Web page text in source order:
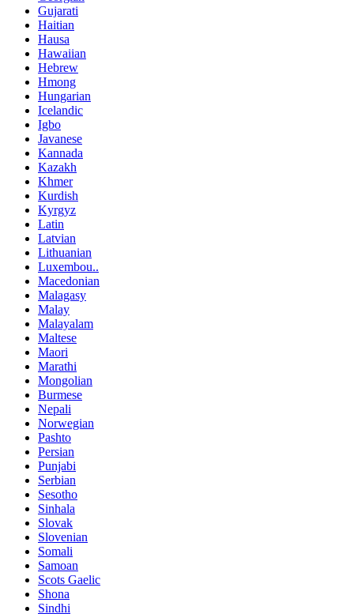
Gujarati
Haitian
Hausa
Hawaiian
Hebrew
Hmong
Hungarian
Icelandic
Igbo
Javanese
Kannada
Kazakh
Khmer
Kurdish
Kyrgyz
Latin
Latvian
Lithuanian
Luxembou..
Macedonian
Malagasy
Malay
Malayalam
Maltese
Maori
Marathi
Mongolian
Burmese
Nepali
Norwegian
Pashto
Persian
Punjabi
Serbian
Sesotho
Sinhala
Slovak
Slovenian
Somali
Samoan
Scots Gaelic
Shona
Sindhi